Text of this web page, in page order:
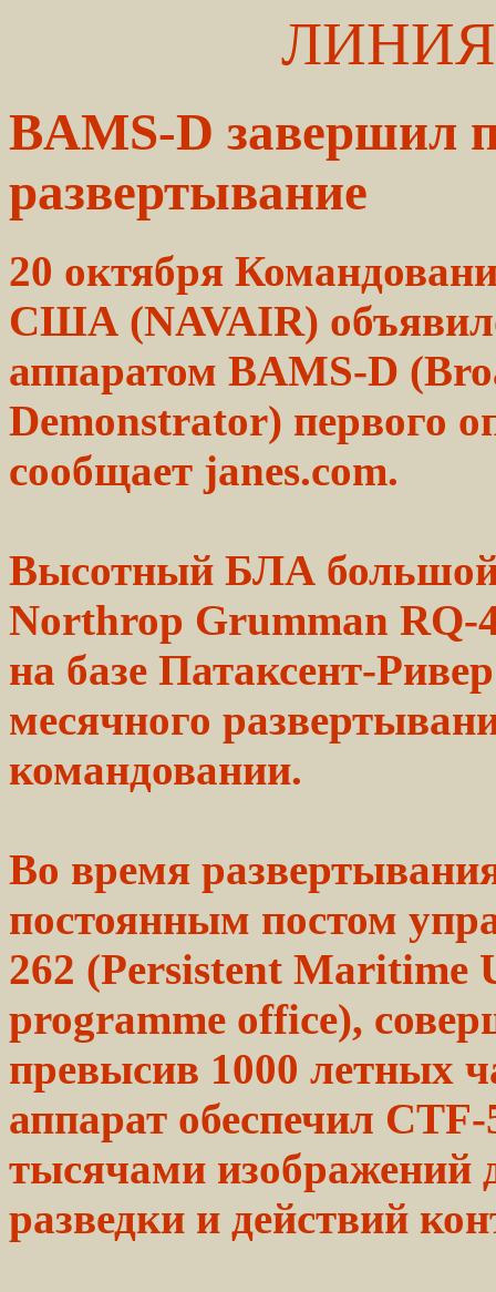
BAMS-D завершил
развертывание
20 октября
США (NAVAIR)
аппаратом BAMS-D
Demonstrator) первого
сообщает janes.com.
Высотный БЛА
Northrop Grumman RQ-
на базе Патаксент-
месячного
командовании.
Во время
постоянным постом
262 (Persistent Maritime
programme office),
превысив 1000 летных
аппарат обеспечил
тысячами изображений
разведки и действий